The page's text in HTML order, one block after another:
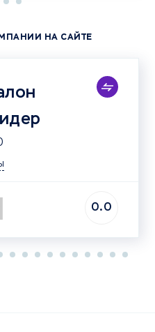
НА САЙТЕ
0.0